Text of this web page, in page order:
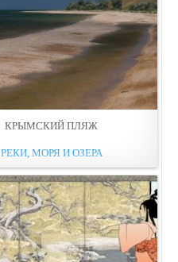
КРЫМСКИЙ ПЛЯЖ
РЕКИ, МОРЯ И ОЗЕРА